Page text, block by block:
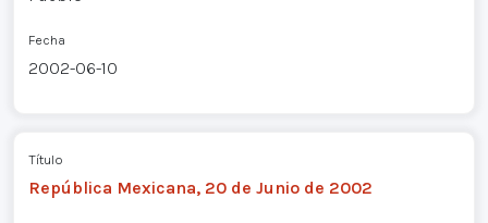
Fecha
2002-06-10
Título
República Mexicana, 20 de Junio de 2002